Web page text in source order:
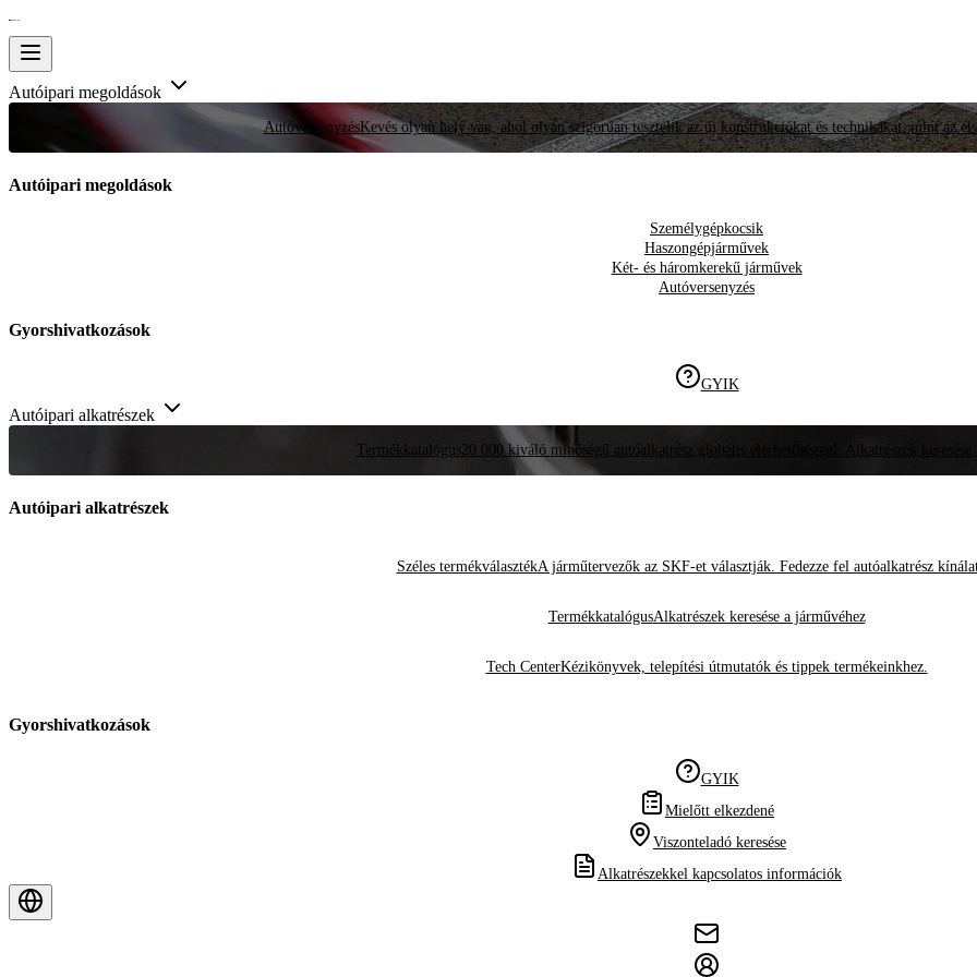
Autóipari megoldások
AutóversenyzésKevés olyan hely van, ahol olyan szigorúan tesztelik az új konstrukciókat és technikákat, mint az
Autóipari megoldások
Személygépkocsik
Haszongépjárművek
Két- és háromkerekű járművek
Autóversenyzés
Gyorshivatkozások
GYIK
Autóipari alkatrészek
Termékkatalógus20 000 kiváló minőségű autóalkatrész globális elérhetőséggel. Alkatrészek keresése
Autóipari alkatrészek
Széles termékválasztékA járműtervezők az SKF-et választják. Fedezze fel autóalkatrész
TermékkatalógusAlkatrészek keresése a járművéhez
Tech CenterKézikönyvek, telepítési útmutatók és tippek termékeinkhez.
Gyorshivatkozások
GYIK
Mielőtt elkezdené
Viszonteladó keresése
Alkatrészekkel kapcsolatos információk